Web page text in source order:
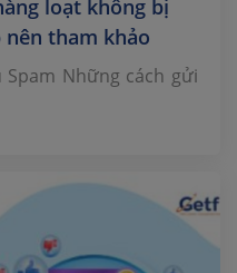
loạt không bị
nên tham khảo
Những cách gửi